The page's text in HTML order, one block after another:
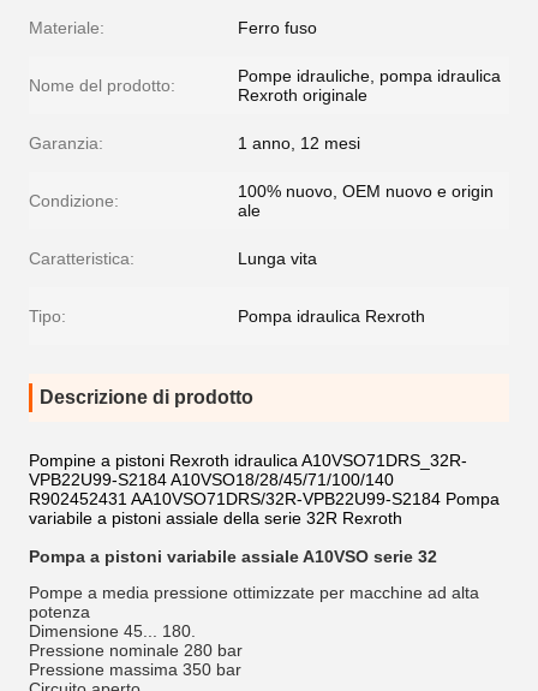
Materiale: Ferro fuso
Nome del prodotto:
Pompe idrauliche, pompa idraulica
Rexroth originale
Garanzia: 1 anno, 12 mesi
Condizione:
100% nuovo, OEM nuovo e origin
ale
Caratteristica: Lunga vita
Tipo: Pompa idraulica Rexroth
Descrizione di prodotto
Pompine a pistoni Rexroth idraulica A10VSO71DRS_32R-
VPB22U99-S2184 A10VSO18/28/45/71/100/140
R902452431 AA10VSO71DRS/32R-VPB22U99-S2184 Pompa
variabile a pistoni assiale della serie 32R Rexroth
Pompa a pistoni variabile assiale A10VSO serie 32
Pompe a media pressione ottimizzate per macchine ad alta
potenza
Dimensione 45... 180.
Pressione nominale 280 bar
Pressione massima 350 bar